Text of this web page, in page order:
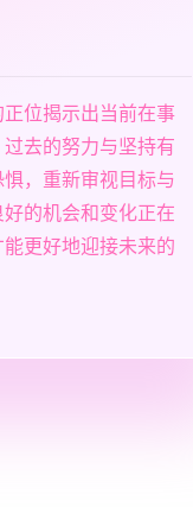
位揭示出当前在事
去的努力与坚持有
，重新审视目标与
的机会和变化正在
更好地迎接未来的